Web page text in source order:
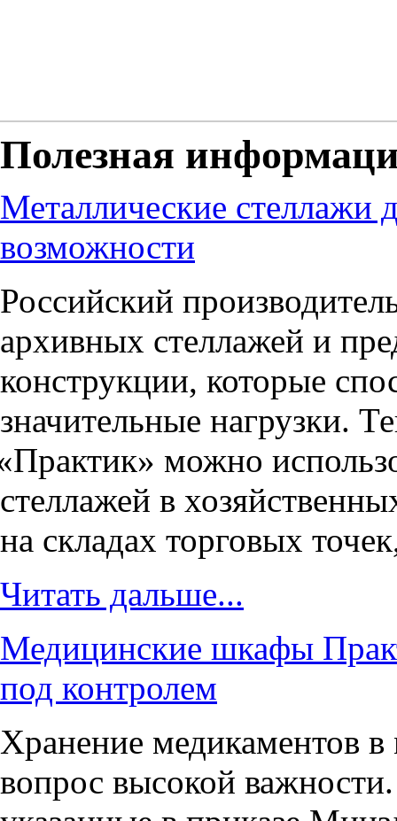
Полезная
Металлические стеллажи
возможности
Российский
архивных стеллажей и
конструкции, которые
значительные нагрузки.
Практик» можно
стеллажей в
на складах торговых
Читать дальше...
Медицинские шкафы
под контролем
Хранение медикаментов
вопрос высокой